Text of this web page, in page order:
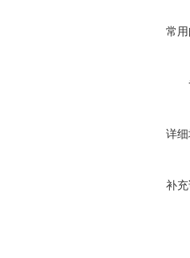
常用
详细
补充